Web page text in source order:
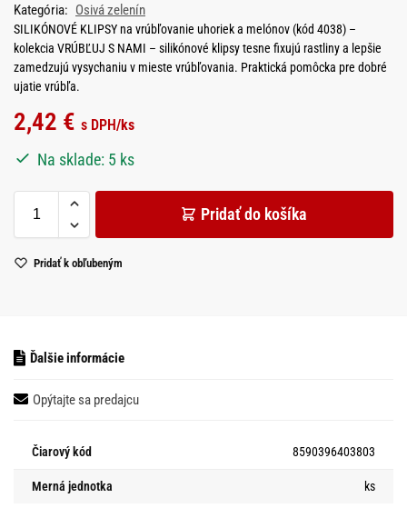
Kategória: Osivá zelenín
SILIKÓNOVÉ KLIPSY na vrúbľovanie uhoriek a melónov (kód 4038) –
kolekcia VRÚBĽUJ S NAMI – silikónové klipsy tesne fixujú rastliny a lepšie
zamedzujú vysychaniu v mieste vrúbľovania. Praktická pomôcka pre dobré
ujatie vrúbľa.
2,42 € s DPH/ks
Na sklade: 5 ks
Pridať do košíka
Pridať k obľubeným
Ďalšie informácie
Opýtajte sa predajcu
Čiarový kód 8590396403803
Merná jednotka ks